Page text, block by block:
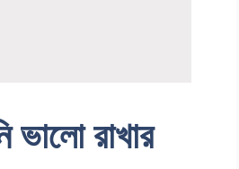
ভালো রাখার